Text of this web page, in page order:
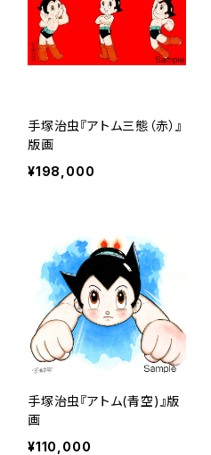
手塚治虫『アトム三態（赤）』
版画
¥198,000
手塚治虫『アトム(青空)』版
画
¥110,000